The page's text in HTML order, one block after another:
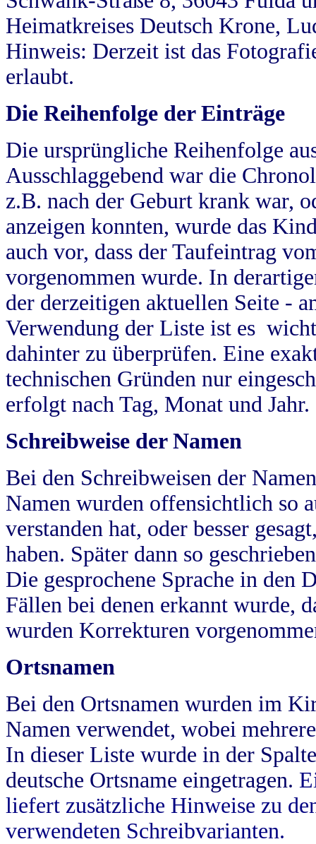
Heimatkreises Deutsch Krone,
Hinweis: Derzeit ist das
erlaubt.
Die Reihenfolge der Einträge
Die ursprüngliche Reihenfolge
Ausschlaggebend war die
z.B. nach der Geburt krank war,
anzeigen konnten, wurde das
auch vor, dass der Taufeintrag
vorgenommen wurde. In
der derzeitigen aktuellen Seite -
Verwendung der Liste ist es
dahinter zu überprüfen. Eine
technischen Gründen nur
erfolgt nach Tag, Monat und Jahr.
Schreibweise der Namen
Bei den Schreibweisen der
Namen wurden offensichtlich so
verstanden hat, oder besser
haben. Später dann so
Die gesprochene Sprache in
Fällen bei denen erkannt wurde,
wurden Korrekturen
Ortsnamen
Bei den Ortsnamen wurden im
Namen verwendet, wobei
In dieser Liste wurde in der
deutsche Ortsname eingetragen.
liefert zusätzliche Hinweise zu
verwendeten Schreibvarianten.